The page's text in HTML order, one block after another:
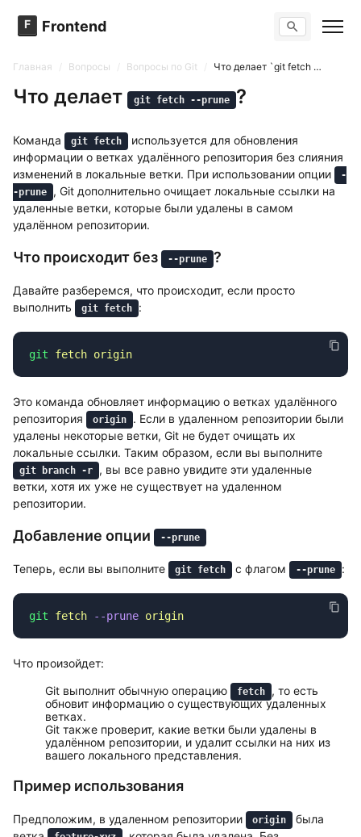
F Frontend Поиск по сайту
Тренажер вопросов
Тесты
Задачи
Главная Вопросы Вопросы по Git Что делает `git fetch --prune`?
Что делает git fetch --prune ?
Команда git fetch
используется для обновления
информации о ветках удалённого репозитория без слияния
изменений в локальные ветки. При использовании опции
-
-prune
, Git дополнительно очищает локальные ссылки на
удаленные ветки, которые были удалены в самом
удалённом репозитории.
Что происходит без --prune ?
Давайте разберемся, что происходит, если просто
выполнить
git fetch :
git fetch
Это команда обновляет информацию о ветках удалённого
репозитория
origin
. Если в удаленном репозитории были
удалены некоторые ветки, Git не будет очищать их
локальные ссылки. Таким образом, если вы выполните
git branch -r
, вы все равно увидите эти удаленные
ветки, хотя их уже не существует на удаленном
репозитории.
Добавление опции --prune
Теперь, если вы выполните git fetch с флагом --prune :
git fetch --prune
Что произойдет:
Git выполнит обычную операцию
fetch
, то есть
обновит информацию о существующих удаленных
ветках.
Git также проверит, какие ветки были удалены в
удалённом репозитории, и удалит ссылки на них из
вашего локального представления.
Пример использования
Предположим, в удаленном репозитории origin
была